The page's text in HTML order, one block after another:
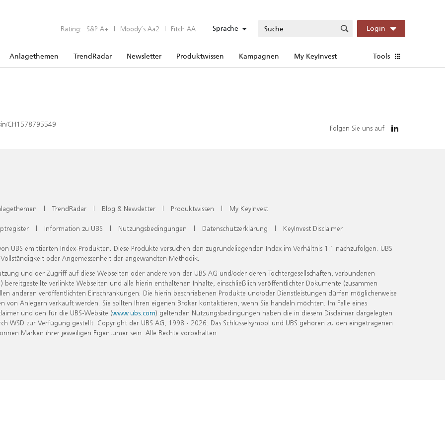
Rating: S&P A+ | Moody’s Aa2 | Fitch AA Sprache Login
Anlagethemen TrendRadar Newsletter Produktwissen Kampagnen My KeyInvest Tools
CH1578795549 Folgen Sie uns auf
| TrendRadar | Blog & Newsletter | Produktwissen | My KeyInvest
| Information zu UBS | Nutzungsbedingungen | Datenschutzerklärung | KeyInvest Disclaimer
UBS emittierten Index-Produkten. Diese Produkte versuchen den zugrundeliegenden Index im Verhältnis 1:1 nachzufolgen. UBS
oder Angemessenheit der angewandten Methodik.
und der Zugriff auf diese Webseiten oder andere von der UBS AG und/oder deren Tochtergesellschaften, verbundenen
verlinkte Webseiten und alle hierin enthaltenen Inhalte, einschließlich veröffentlichter Dokumente (zusammen
anderen veröffentlichten Einschränkungen. Die hierin beschriebenen Produkte und/oder Dienstleistungen dürfen möglicherweise
Anlegern verkauft werden. Sie sollten Ihren eigenen Broker kontaktieren, wenn Sie handeln möchten. Im Falle eines
und den für die UBS-Website (www.ubs.com) geltenden Nutzungsbedingungen haben die in diesem Disclaimer dargelegten
zur Verfügung gestellt. Copyright der UBS AG, 1998 - 2026. Das Schlüsselsymbol und UBS gehören zu den eingetragenen
Marken ihrer jeweiligen Eigentümer sein. Alle Rechte vorbehalten.